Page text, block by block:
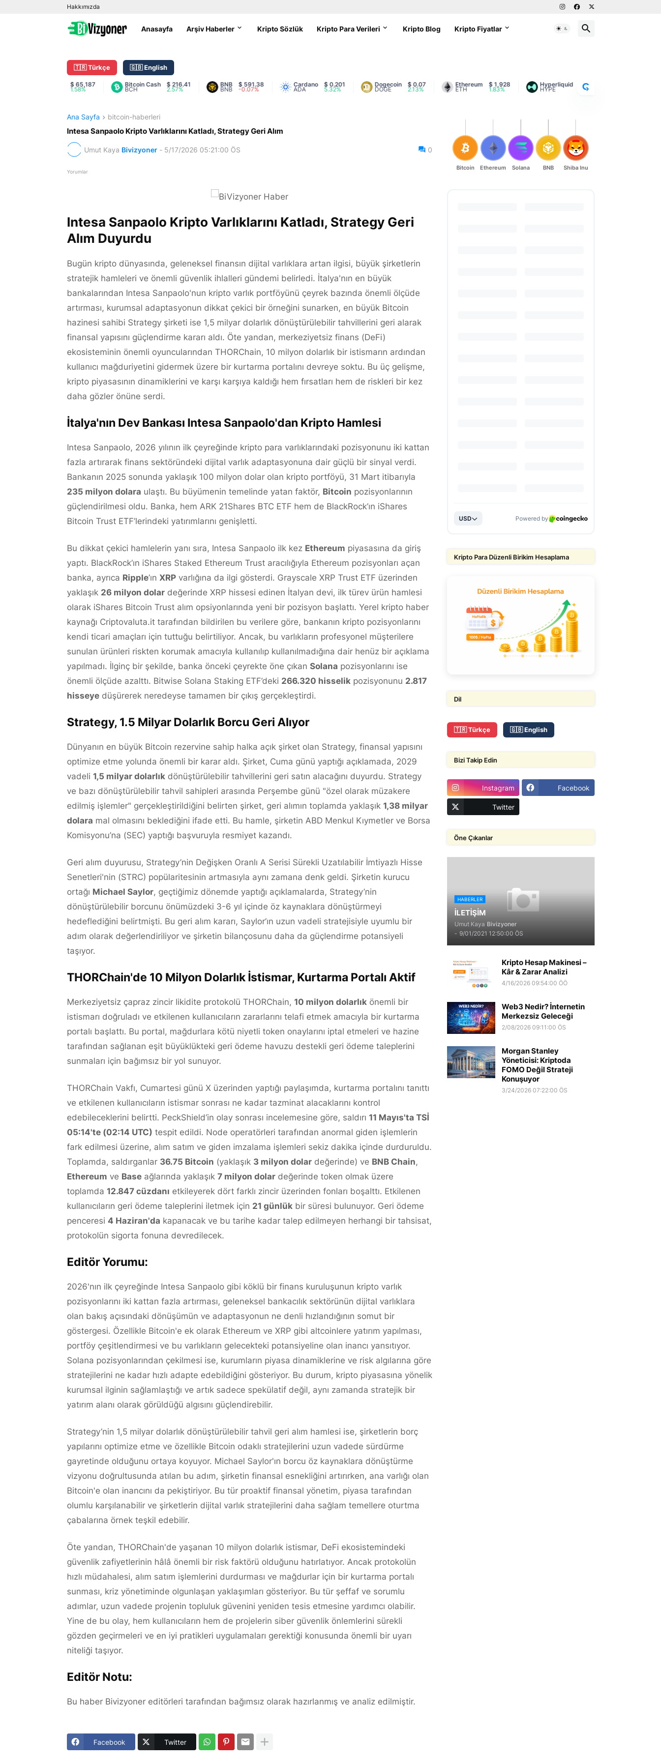
Hakkımızda
Anasayfa Arşiv Haberler Kripto Sözlük Kripto Para Verileri Kripto Blog Kripto Fiyatlar
🇹🇷 Türkçe 🇬🇧 English
$ 65,187 Bitcoin Cash
BCH
$ 216.41
2.57%
BNB
BNB
$ 591.38
-0.07%
Cardano
ADA
$ 0.201
5.32%
Dogecoin
DOGE
$ 0.07
2.13%
Ethereum
ETH
$ 1,928 Hyperliquid
HYPE
$ 56.63
3.48%
Ana Sayfa bitcoin-haberleri
Intesa Sanpaolo Kripto Varlıklarını Katladı, Strategy Geri Alım
Umut Kaya Bivizyoner - 5/17/2026 05:21:00 ÖS 0
Yorumlar
Intesa Sanpaolo Kripto Varlıklarını Katladı, Strategy Geri
Alım Duyurdu
Bugün kripto dünyasında, geleneksel finansın dijital varlıklara artan ilgisi, büyük şirketlerin
stratejik hamleleri ve önemli güvenlik ihlalleri gündemi belirledi. İtalya'nın en büyük
bankalarından Intesa Sanpaolo'nun kripto varlık portföyünü çeyrek bazında önemli ölçüde
artırması, kurumsal adaptasyonun dikkat çekici bir örneğini sunarken, en büyük Bitcoin
hazinesi sahibi Strategy şirketi ise 1,5 milyar dolarlık dönüştürülebilir tahvillerini geri alarak
finansal yapısını güçlendirme kararı aldı. Öte yandan, merkeziyetsiz finans (DeFi)
ekosisteminin önemli oyuncularından THORChain, 10 milyon dolarlık bir istismarın ardından
kullanıcı mağduriyetini gidermek üzere bir kurtarma portalını devreye soktu. Bu üç gelişme,
kripto piyasasının dinamiklerini ve karşı karşıya kaldığı hem fırsatları hem de riskleri bir kez
daha gözler önüne serdi.
İtalya'nın Dev Bankası Intesa Sanpaolo'dan Kripto Hamlesi
Intesa Sanpaolo, 2026 yılının ilk çeyreğinde kripto para varlıklarındaki pozisyonunu iki kattan
fazla artırarak finans sektöründeki dijital varlık adaptasyonuna dair güçlü bir sinyal verdi.
Bankanın 2025 sonunda yaklaşık 100 milyon dolar olan kripto portföyü, 31 Mart itibarıyla
235 milyon dolara ulaştı. Bu büyümenin temelinde yatan faktör, Bitcoin pozisyonlarının
güçlendirilmesi oldu. Banka, hem ARK 21Shares BTC ETF hem de BlackRock’ın iShares
Bitcoin Trust ETF’lerindeki yatırımlarını genişletti.
Bu dikkat çekici hamlelerin yanı sıra, Intesa Sanpaolo ilk kez Ethereum piyasasına da giriş
yaptı. BlackRock’ın iShares Staked Ethereum Trust aracılığıyla Ethereum pozisyonları açan
banka, ayrıca Ripple’ın XRPvarlığına da ilgi gösterdi. Grayscale XRP Trust ETF üzerinden
yaklaşık 26 milyon dolardeğerinde XRP hissesi edinen İtalyan devi, ilk türev ürün hamlesi
olarak iShares Bitcoin Trust alım opsiyonlarında yeni bir pozisyon başlattı. Yerel kripto haber
kaynağı Criptovaluta.it tarafından bildirilen bu verilere göre, bankanın kripto pozisyonlarını
kendi ticari amaçları için tuttuğu belirtiliyor. Ancak, bu varlıkların profesyonel müşterilere
sunulan ürünleri riskten korumak amacıyla kullanılıp kullanılmadığına dair henüz bir açıklama
yapılmadı. İlginç bir şekilde, banka önceki çeyrekte öne çıkan Solana pozisyonlarını ise
önemli ölçüde azalttı. Bitwise Solana Staking ETF’deki 266.320 hisselikpozisyonunu 2.817
hisseyedüşürerek neredeyse tamamen bir çıkış gerçekleştirdi.
Strategy, 1.5 Milyar Dolarlık Borcu Geri Alıyor
Dünyanın en büyük Bitcoin rezervine sahip halka açık şirket olan Strategy, finansal yapısını
optimize etme yolunda önemli bir karar aldı. Şirket, Cuma günü yaptığı açıklamada, 2029
vadeli 1,5 milyar dolarlıkdönüştürülebilir tahvillerini geri satın alacağını duyurdu. Strategy
ve bazı dönüştürülebilir tahvil sahipleri arasında Perşembe günü "özel olarak müzakere
edilmiş işlemler" gerçekleştirildiğini belirten şirket, geri alımın toplamda yaklaşık 1,38 milyar
dolara mal olmasını beklediğini ifade etti. Bu hamle, şirketin ABD Menkul Kıymetler ve Borsa
Komisyonu’na (SEC) yaptığı başvuruyla resmiyet kazandı.
Geri alım duyurusu, Strategy’nin Değişken Oranlı A Serisi Sürekli Uzatılabilir İmtiyazlı Hisse
Senetleri'nin (STRC) popülaritesinin artmasıyla aynı zamana denk geldi. Şirketin kurucu
ortağı Michael Saylor, geçtiğimiz dönemde yaptığı açıklamalarda, Strategy’nin
dönüştürülebilir borcunu önümüzdeki 3-6 yıl içinde öz kaynaklara dönüştürmeyi
hedeflediğini belirtmişti. Bu geri alım kararı, Saylor’ın uzun vadeli stratejisiyle uyumlu bir
adım olarak değerlendiriliyor ve şirketin bilançosunu daha da güçlendirme potansiyeli
taşıyor.
THORChain'de 10 Milyon Dolarlık İstismar, Kurtarma Portalı Aktif
Merkeziyetsiz çapraz zincir likidite protokolü THORChain, 10 milyon dolarlıkönemli bir
istismarı doğruladı ve etkilenen kullanıcıların zararlarını telafi etmek amacıyla bir kurtarma
portalı başlattı. Bu portal, mağdurlara kötü niyetli token onaylarını iptal etmeleri ve hazine
tarafından sağlanan eşit büyüklükteki geri ödeme havuzu destekli geri ödeme taleplerini
sunmaları için bağımsız bir yol sunuyor.
THORChain Vakfı, Cumartesi günü X üzerinden yaptığı paylaşımda, kurtarma portalını tanıttı
ve etkilenen kullanıcıların istismar sonrası ne kadar tazminat alacaklarını kontrol
edebileceklerini belirtti. PeckShield’in olay sonrası incelemesine göre, saldırı 11 Mayıs'ta TSİ
05:14'te (02:14 UTC) tespit edildi. Node operatörleri tarafından anormal giden işlemlerin
fark edilmesi üzerine, alım satım ve giden imzalama işlemleri sekiz dakika içinde durduruldu.
Toplamda, saldırganlar 36.75 Bitcoin (yaklaşık 3 milyon dolardeğerinde) ve BNB Chain,
Ethereum ve Baseağlarında yaklaşık 7 milyon dolardeğerinde token olmak üzere
toplamda 12.847 cüzdanı etkileyerek dört farklı zincir üzerinden fonları boşalttı. Etkilenen
kullanıcıların geri ödeme taleplerini iletmek için 21 günlükbir süresi bulunuyor. Geri ödeme
penceresi 4 Haziran'da kapanacak ve bu tarihe kadar talep edilmeyen herhangi bir tahsisat,
protokolün sigorta fonuna devredilecek.
Editör Yorumu:
2026'nın ilk çeyreğinde Intesa Sanpaolo gibi köklü bir finans kuruluşunun kripto varlık
pozisyonlarını iki kattan fazla artırması, geleneksel bankacılık sektörünün dijital varlıklara
olan bakış açısındaki dönüşümün ve adaptasyonun ne denli hızlandığının somut bir
göstergesi. Özellikle Bitcoin'e ek olarak Ethereum ve XRP gibi altcoinlere yatırım yapılması,
portföy çeşitlendirmesi ve bu varlıkların gelecekteki potansiyeline olan inancı yansıtıyor.
Solana pozisyonlarından çekilmesi ise, kurumların piyasa dinamiklerine ve risk algılarına göre
stratejilerini ne kadar hızlı adapte edebildiğini gösteriyor. Bu durum, kripto piyasasına yönelik
kurumsal ilginin sağlamlaştığı ve artık sadece spekülatif değil, aynı zamanda stratejik bir
yatırım alanı olarak görüldüğü algısını güçlendirebilir.
Strategy’nin 1,5 milyar dolarlık dönüştürülebilir tahvil geri alım hamlesi ise, şirketlerin borç
yapılarını optimize etme ve özellikle Bitcoin odaklı stratejilerini uzun vadede sürdürme
gayretinde olduğunu ortaya koyuyor. Michael Saylor'ın borcu öz kaynaklara dönüştürme
vizyonu doğrultusunda atılan bu adım, şirketin finansal esnekliğini artırırken, ana varlığı olan
Bitcoin'e olan inancını da pekiştiriyor. Bu tür proaktif finansal yönetim, piyasa tarafından
olumlu karşılanabilir ve şirketlerin dijital varlık stratejilerini daha sağlam temellere oturtma
çabalarına örnek teşkil edebilir.
Öte yandan, THORChain'de yaşanan 10 milyon dolarlık istismar, DeFi ekosistemindeki
güvenlik zafiyetlerinin hâlâ önemli bir risk faktörü olduğunu hatırlatıyor. Ancak protokolün
hızlı müdahalesi, alım satım işlemlerini durdurması ve mağdurlar için bir kurtarma portalı
sunması, kriz yönetiminde olgunlaşan yaklaşımları gösteriyor. Bu tür şeffaf ve sorumlu
adımlar, uzun vadede projenin topluluk güvenini yeniden tesis etmesine yardımcı olabilir.
Yine de bu olay, hem kullanıcıların hem de projelerin siber güvenlik önlemlerini sürekli
gözden geçirmeleri ve en iyi pratikleri uygulamaları gerektiği konusunda önemli bir uyarı
niteliği taşıyor.
Editör Notu:
Bu haber Bivizyoner editörleri tarafından bağımsız olarak hazırlanmış ve analiz edilmiştir.
Facebook Twitter
Bitcoin Ethereum Solana BNB Shiba Inu
Kripto Para Düzenli Birikim Hesaplama
Dil
🇹🇷 Türkçe 🇬🇧 English
Bizi Takip Edin
Instagram Facebook
Twitter
Öne Çıkanlar
HABERLER
İLETİŞİM
Umut Kaya Bivizyoner
- 9/01/2021 12:50:00 ÖS
Kripto Hesap Makinesi –
Kâr & Zarar Analizi
4/16/2026 09:54:00 ÖÖ
Web3 Nedir? İnternetin
Merkezsiz Geleceği
2/08/2026 09:11:00 ÖS
Morgan Stanley
Yöneticisi: Kriptoda
FOMO Değil Strateji
Konuşuyor
3/24/2026 07:22:00 ÖS